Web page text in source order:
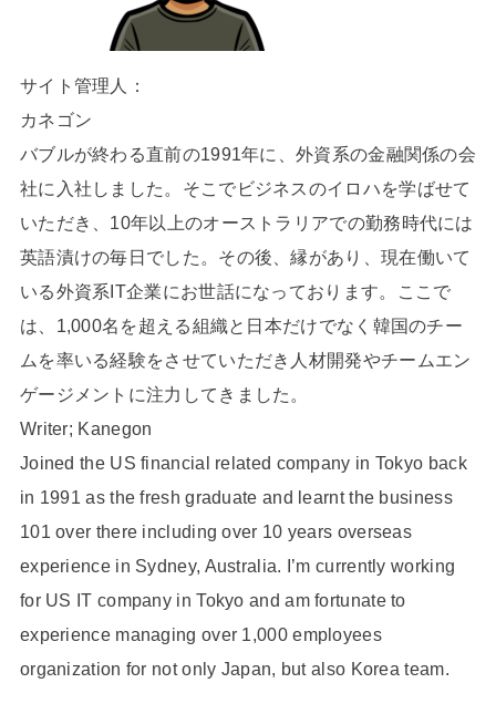
サイト管理人：
カネゴン
バブルが終わる直前の1991年に、外資系の金融関係の会
社に入社しました。そこでビジネスのイロハを学ばせて
いただき、10年以上のオーストラリアでの勤務時代には
英語漬けの毎日でした。その後、縁があり、現在働いて
いる外資系IT企業にお世話になっております。ここで
は、1,000名を超える組織と日本だけでなく韓国のチー
ムを率いる経験をさせていただき人材開発やチームエン
ゲージメントに注力してきました。
Writer; Kanegon
Joined the US financial related company in Tokyo back
in 1991 as the fresh graduate and learnt the business
101 over there including over 10 years overseas
experience in Sydney, Australia. I’m currently working
for US IT company in Tokyo and am fortunate to
experience managing over 1,000 employees
organization for not only Japan, but also Korea team.